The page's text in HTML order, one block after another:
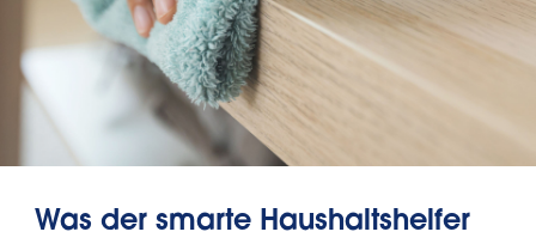
Was der smarte Haushaltshelfer